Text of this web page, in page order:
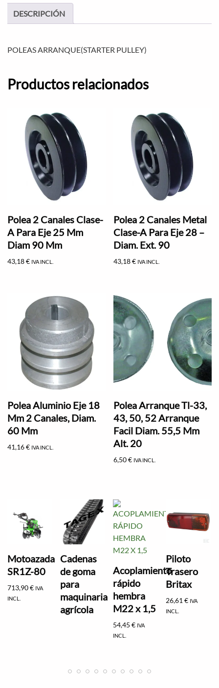
DESCRIPCIÓN
POLEAS ARRANQUE(STARTER PULLEY)
Productos relacionados
Polea 2 Canales Clase-
A Para Eje 25 Mm
Diam 90 Mm
43,18€ IVA INCL.
Polea 2 Canales Metal
Clase-A Para Eje 28 –
Diam. Ext. 90
43,18€ IVA INCL.
Polea Aluminio Eje 18
Mm 2 Canales, Diam.
60 Mm
41,16€ IVA INCL.
Polea Arranque Tl-33,
43, 50, 52 Arranque
Facil Diam. 55,5 Mm
Alt. 20
6,50€ IVA INCL.
Motoazada
SR1Z-80
713,90€ IVA
INCL.
Cadenas
de goma
para
maquinaria
agrícola
Acoplamiento
rápido
hembra
M22 x 1,5
54,45€ IVA
INCL.
Piloto
Trasero
Britax
26,61€ IVA
INCL.